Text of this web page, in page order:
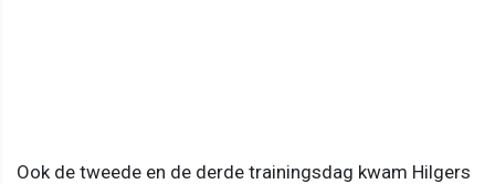
Ook de tweede en de derde trainingsdag kwam Hilgers